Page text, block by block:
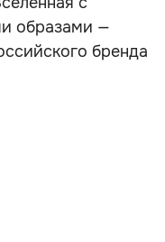
образами —
бренда